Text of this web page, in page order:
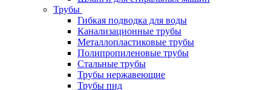
Трубы
Гибкая подводка для воды
Канализационные трубы
Металлопластиковые трубы
Полипропиленовые трубы
Стальные трубы
Трубы нержавеющие
Трубы пнд